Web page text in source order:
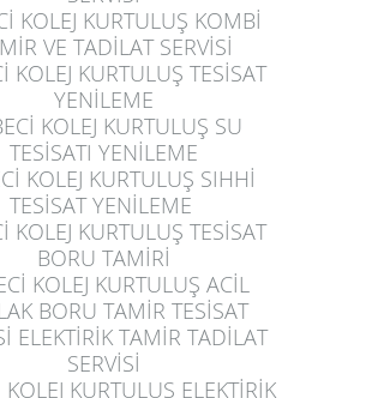
KOLEJ KURTULUŞ KOMBİ
VE TADİLAT SERVİSİ
KOLEJ KURTULUŞ TESİSAT
YENİLEME
KOLEJ KURTULUŞ SU
TESİSATI YENİLEME
KOLEJ KURTULUŞ SIHHİ
TESİSAT YENİLEME
KOLEJ KURTULUŞ TESİSAT
BORU TAMİRİ
KOLEJ KURTULUŞ ACİL
BORU TAMİR TESİSAT
ELEKTİRİK TAMİR TADİLAT
SERVİSİ
KOLEJ KURTULUŞ ELEKTİRİK